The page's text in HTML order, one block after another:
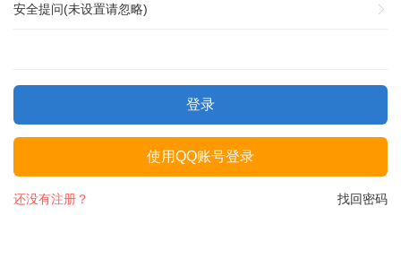
安全提问(未设置请忽略)
登录
使用QQ账号登录
找回密码
还没有注册？